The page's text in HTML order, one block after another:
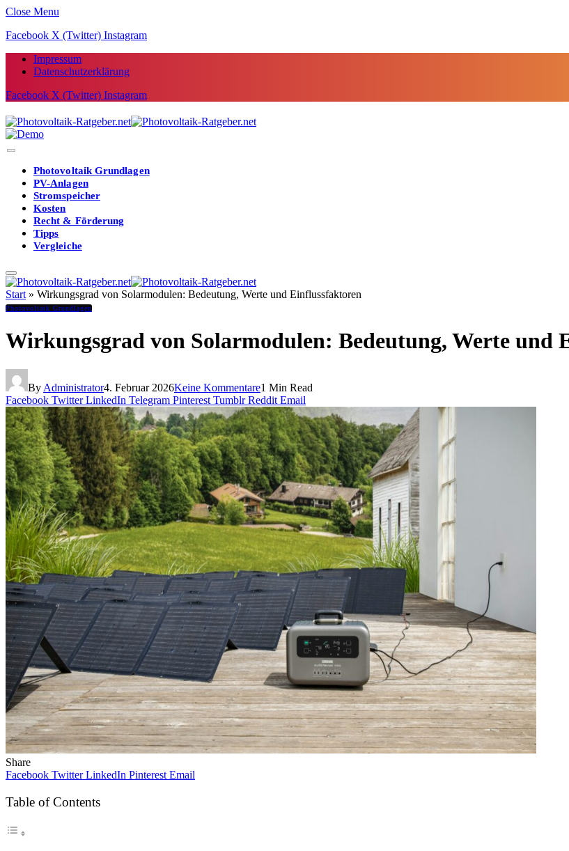
Close Menu
Facebook X (Twitter) Instagram
Impressum
Datenschutzerklärung
Facebook X (Twitter) Instagram
Photovoltaik Grundlagen
PV-Anlagen
Stromspeicher
Kosten
Recht & Förderung
Tipps
Vergleiche
Start » Wirkungsgrad von Solarmodulen: Bedeutung, Werte und Einflussfaktoren
Photovoltaik Grundlagen
Wirkungsgrad von Solarmodulen: Bedeutung, Werte und
By Administrator4. Februar 2026Keine Kommentare1 Min Read
Facebook Twitter LinkedIn Telegram Pinterest Tumblr Reddit Email
Share
Facebook Twitter LinkedIn Pinterest Email
Table of Contents